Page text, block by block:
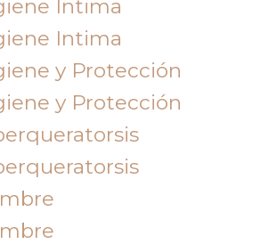
Intima
Intima
y Protección
y Protección